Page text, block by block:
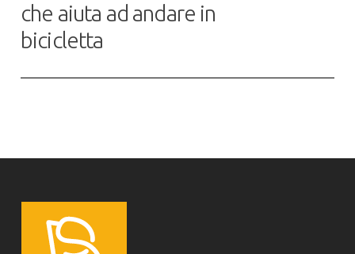
che aiuta ad andare in
bicicletta